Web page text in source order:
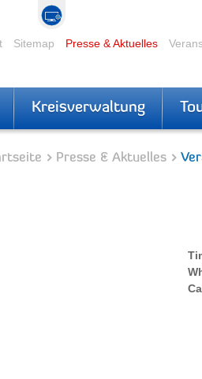
Sitemap Presse & Aktuelles
Kreisverwaltung
Presse & Aktuelles